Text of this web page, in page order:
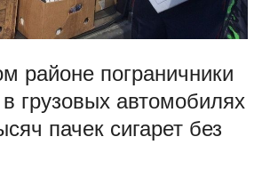
районе пограничники
грузовых автомобилях
пачек сигарет без